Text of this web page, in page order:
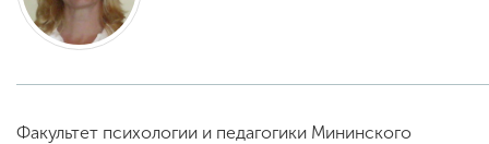
Приемная
комиссия
Факультет психологии и педагогики Мининского